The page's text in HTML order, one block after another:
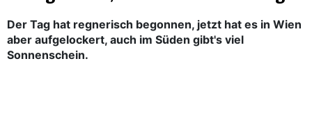
Der Tag hat regnerisch begonnen, jetzt hat es in Wien
aber aufgelockert, auch im Süden gibt's viel
Sonnenschein.